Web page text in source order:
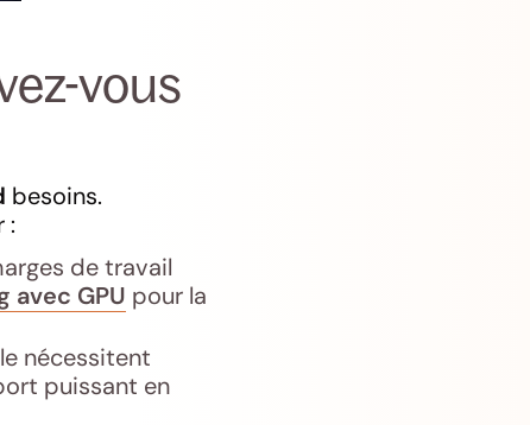
vous
besoins.
:
de travail
avec GPU pour la
nécessitent
puissant en